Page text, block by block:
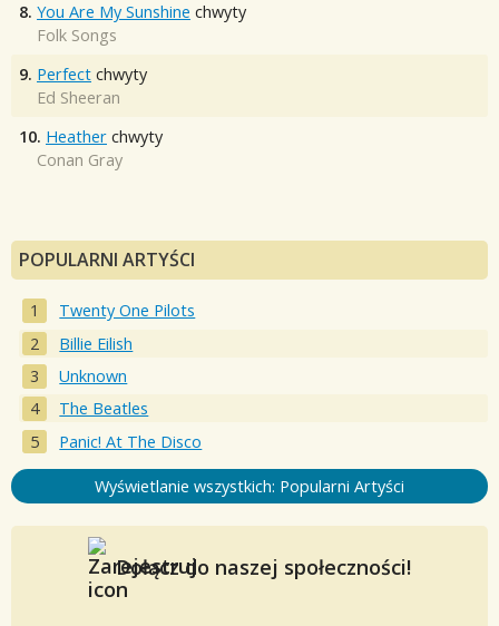
8. You Are My Sunshine chwyty
Folk Songs
9. Perfect chwyty
Ed Sheeran
10. Heather chwyty
Conan Gray
POPULARNI ARTYŚCI
Twenty One Pilots
Billie Eilish
Unknown
The Beatles
Panic! At The Disco
Wyświetlanie wszystkich: Popularni Artyści
Dołącz do naszej społeczności!